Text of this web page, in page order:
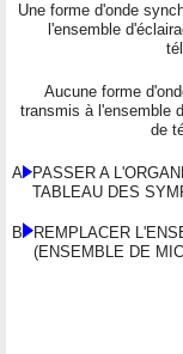
Une forme d'onde
l'ensemble
Aucune forme
transmis à l'ensemble
de
A
PASSER A
TABLEAU DES
B
REMPLACER
(ENSEMBLE DE